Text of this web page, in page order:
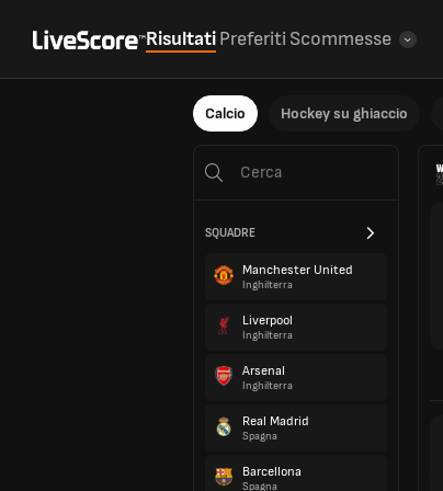
RisultatiPreferiti Scommesse
Calcio Hockey su ghiaccio
SQUADRE
Manchester United
Inghilterra
Liverpool
Inghilterra
Arsenal
Inghilterra
Real Madrid
Spagna
Barcellona
Spagna